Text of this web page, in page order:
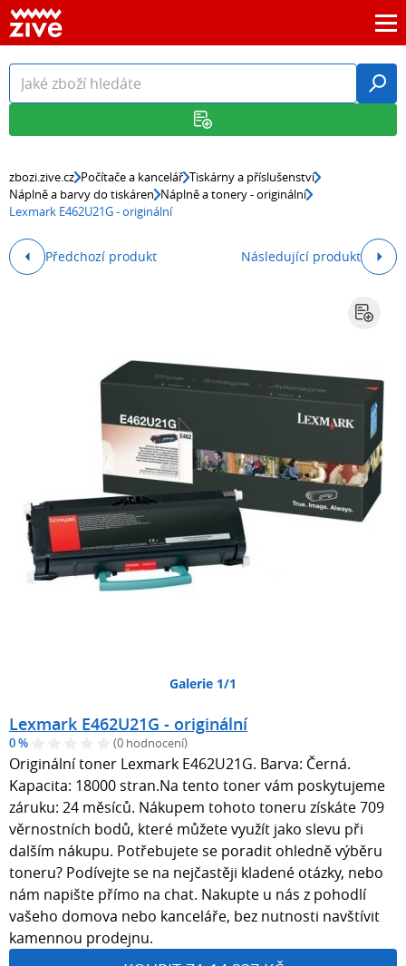
zbozi.zive.cz Počítače a kancelář Tiskárny a příslušenství
Náplně a barvy do tiskáren Náplně a tonery - originální
Lexmark E462U21G - originální
Předchozí produkt Následující produkt
Galerie 1/1
Lexmark E462U21G - originální
0 % (0 hodnocení)
Originální toner Lexmark E462U21G. Barva: Černá.
Kapacita: 18000 stran.Na tento toner vám poskytujeme
záruku: 24 měsíců. Nákupem tohoto toneru získáte 709
věrnostních bodů, které můžete využít jako slevu při
dalším nákupu. Potřebujete se poradit ohledně výběru
toneru? Podívejte se na nejčastěji kladené otázky, nebo
nám napište přímo na chat. Nakupte u nás z pohodlí
vašeho domova nebo kanceláře, bez nutnosti navštívit
kamennou prodejnu.